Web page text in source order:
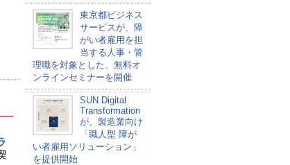
東京都ビジネス
サービスが、障
がい者雇用を担
当する人事・管
理職を対象とした、無料オ
ンラインセミナーを開催
SUN Digital
Transformation
が、製造業向け
「職人型 障が
い者雇用ソリューション」
を提供開始